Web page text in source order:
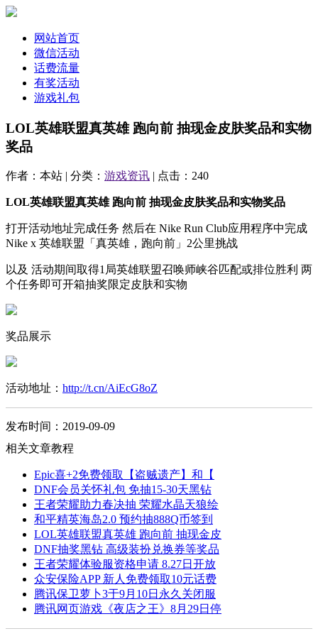
网站首页
微信活动
话费流量
有奖活动
游戏礼包
LOL英雄联盟真英雄 跑向前 抽现金皮肤奖品和实物
奖品
作者：本站 | 分类： 游戏资讯 | 点击：240
LOL英雄联盟真英雄 跑向前 抽现金皮肤奖品和实物奖品
打开活动地址完成任务 然后在 Nike Run Club应用程序中完成
Nike x 英雄联盟「真英雄，跑向前」2公里挑战
以及 活动期间取得1局英雄联盟召唤师峡谷匹配或排位胜利 两
个任务即可开箱抽奖限定皮肤和实物
奖品展示
活动地址： http://t.cn/AiEcG8oZ
发布时间：2019-09-09
相关文章教程
Epic喜+2免费领取【盗贼遗产】和【
DNF会员关怀礼包 免抽15-30天黑钻
王者荣耀助力春决抽 荣耀水晶天狼绘
和平精英海岛2.0 预约抽888Q币签到
LOL英雄联盟真英雄 跑向前 抽现金皮
DNF抽奖黑钻 高级装扮兑换券等奖品
王者荣耀体验服资格申请 8.27日开放
众安保险APP 新人免费领取10元话费
腾讯保卫萝卜3于9月10日永久关闭服
腾讯网页游戏《夜店之王》8月29日停